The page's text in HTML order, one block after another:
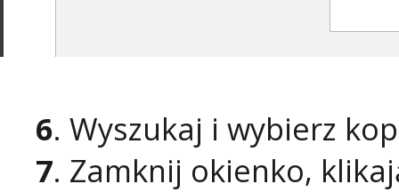
6. Wyszukaj i wybierz
7. Zamknij okienko,